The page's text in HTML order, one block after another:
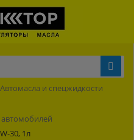
Автомасла и спецжидкости
30, 1л